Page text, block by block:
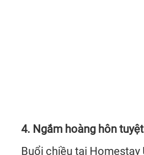
4. Ngắm hoàng hôn
Buổi chiều tại Homestay